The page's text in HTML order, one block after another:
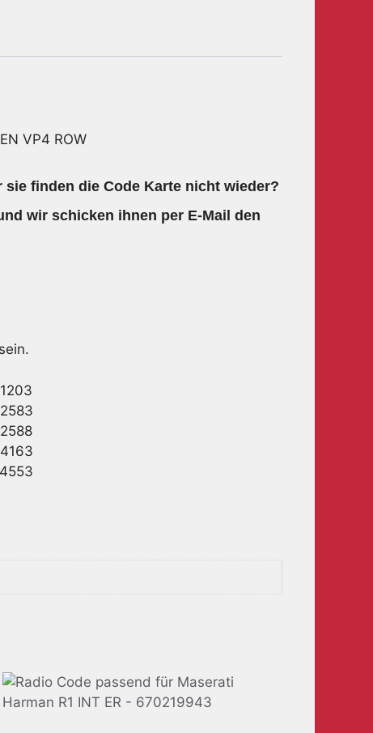
VP4 ROW
finden die Code Karte nicht wieder?
wir schicken ihnen per E-Mail den